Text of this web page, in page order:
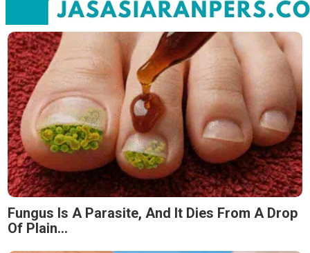
Fungus Is A Parasite, And It Dies From A Drop
Of Plain...